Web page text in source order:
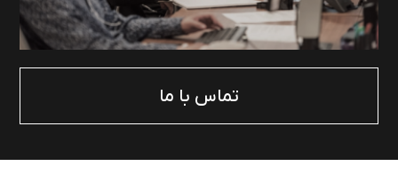
تماس با ما